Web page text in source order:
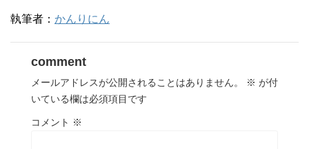
執筆者： かんりにん
comment
メールアドレスが公開されることはありません。 ※ が付
いている欄は必須項目です
コメント ※